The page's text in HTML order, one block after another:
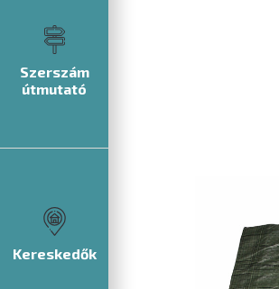
Szerszám
útmutató
Kereskedők